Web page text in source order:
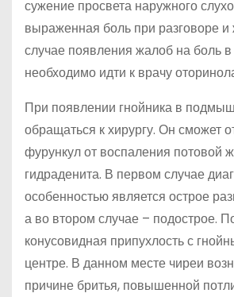
сужение просвета наружного
выраженная боль при разговоре
случае появления жалоб на боль в
необходимо идти к врачу
При появлении гнойника в
обращаться к хирургу. Он сможет
фурункул от воспаления потовой
гидраденита. В первом случае
особенностью является острое
а во втором случае – подострое.
конусовидная припухлость с
центре. В данном месте чиреи
причине бритья, повышенной